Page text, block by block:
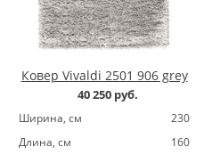
Ковер Vivaldi 2501 906 grey
40 250 руб.
Ширина, cм
230
Длина, cм
160